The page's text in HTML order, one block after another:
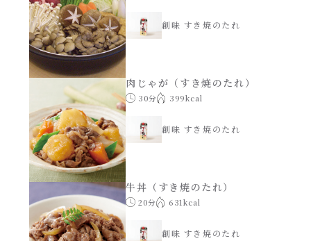
創味 すき焼のたれ
肉じゃが（すき焼のたれ）
30分 399kcal
創味 すき焼のたれ
牛丼（すき焼のたれ）
20分 631kcal
創味 すき焼のたれ